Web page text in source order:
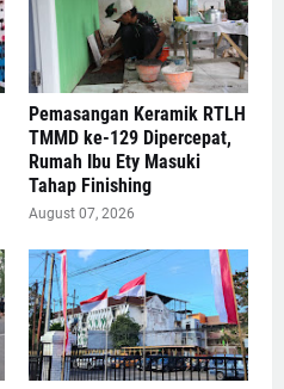
Pemasangan Keramik RTLH
TMMD ke-129 Dipercepat,
Rumah Ibu Ety Masuki
Tahap Finishing
August 07, 2026